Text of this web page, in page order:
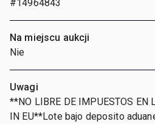
#14964843
Na miejscu aukcji
Nie
Uwagi
**NO LIBRE DE IMPUESTOS EN
IN EU**Lote bajo deposito